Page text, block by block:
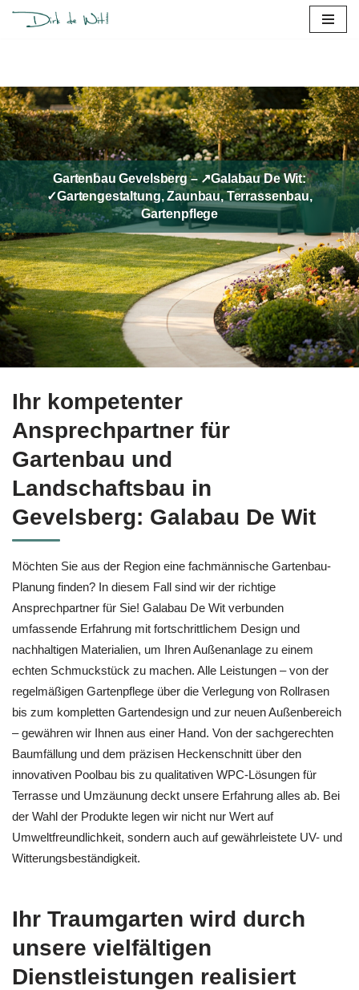
Gartenbau Gevelsberg – ↗️Galabau De Wit:
✓Gartengestaltung, Zaunbau, Terrassenbau,
Gartenpflege
Ihr kompetenter
Ansprechpartner für
Gartenbau und
Landschaftsbau in
Gevelsberg: Galabau De Wit
Möchten Sie aus der Region eine fachmännische Gartenbau-
Planung finden? In diesem Fall sind wir der richtige
Ansprechpartner für Sie! Galabau De Wit verbunden
umfassende Erfahrung mit fortschrittlichem Design und
nachhaltigen Materialien, um Ihren Außenanlage zu einem
echten Schmuckstück zu machen. Alle Leistungen – von der
regelmäßigen Gartenpflege über die Verlegung von Rollrasen
bis zum kompletten Gartendesign und zur neuen Außenbereich
– gewähren wir Ihnen aus einer Hand. Von der sachgerechten
Baumfällung und dem präzisen Heckenschnitt über den
innovativen Poolbau bis zu qualitativen WPC-Lösungen für
Terrasse und Umzäunung deckt unsere Erfahrung alles ab. Bei
der Wahl der Produkte legen wir nicht nur Wert auf
Umweltfreundlichkeit, sondern auch auf gewährleistete UV- und
Witterungsbeständigkeit.
Ihr Traumgarten wird durch
unsere vielfältigen
Dienstleistungen realisiert